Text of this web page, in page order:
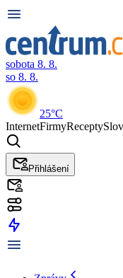
sobota 8. 8.
so 8. 8.
25°C
InternetFirmyRecepty
Přihlášení